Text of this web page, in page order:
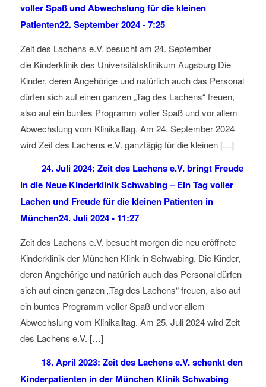
voller Spaß und Abwechslung für die kleinen
Patienten22. September 2024 - 7:25
Zeit des Lachens e.V. besucht am 24. September
die Kinderklinik des Universitätsklinikum Augsburg Die
Kinder, deren Angehörige und natürlich auch das Personal
dürfen sich auf einen ganzen „Tag des Lachens“ freuen,
also auf ein buntes Programm voller Spaß und vor allem
Abwechslung vom Klinikalltag. Am 24. September 2024
wird Zeit des Lachens e.V. ganztägig für die kleinen […]
24. Juli 2024: Zeit des Lachens e.V. bringt Freude
in die Neue Kinderklinik Schwabing – Ein Tag voller
Lachen und Freude für die kleinen Patienten in
München24. Juli 2024 - 11:27
Zeit des Lachens e.V. besucht morgen die neu eröffnete
Kinderklinik der München Klink in Schwabing. Die Kinder,
deren Angehörige und natürlich auch das Personal dürfen
sich auf einen ganzen „Tag des Lachens“ freuen, also auf
ein buntes Programm voller Spaß und vor allem
Abwechslung vom Klinikalltag. Am 25. Juli 2024 wird Zeit
des Lachens e.V. […]
18. April 2023: Zeit des Lachens e.V. schenkt den
Kinderpatienten in der München Klinik Schwabing